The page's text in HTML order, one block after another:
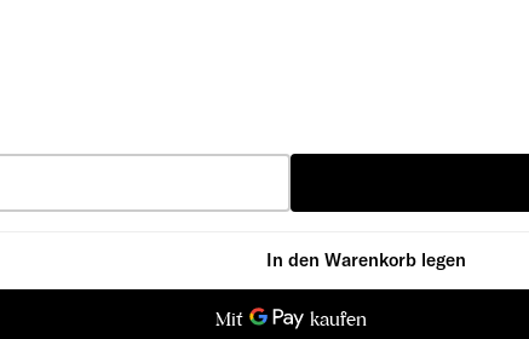
In den Warenkorb legen